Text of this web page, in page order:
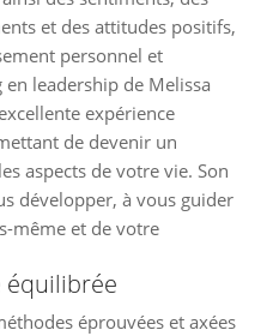
et des attitudes positifs,
personnel et
leadership de Melissa
expérience
de devenir un
aspects de votre vie. Son
développer, à vous guider
même et de votre
équilibrée
éprouvées et axées